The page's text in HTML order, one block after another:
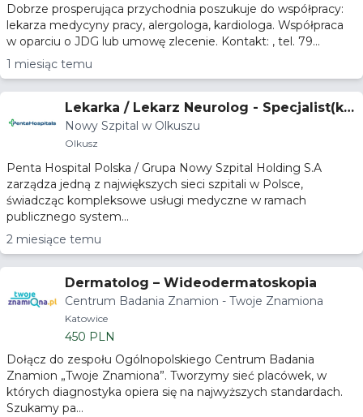
Dobrze prosperująca przychodnia poszukuje do współpracy:
lekarza medycyny pracy, alergologa, kardiologa. Współpraca
w oparciu o JDG lub umowę zlecenie. Kontakt: , tel. 79...
1 miesiąc temu
Lekarka / Lekarz Neurolog - Specjalist(k)a
lub Osoba w trakcie specjalizacji
Nowy Szpital w Olkuszu
Olkusz
Penta Hospital Polska / Grupa Nowy Szpital Holding S.A
zarządza jedną z największych sieci szpitali w Polsce,
świadcząc kompleksowe usługi medyczne w ramach
publicznego system...
2 miesiące temu
Dermatolog – Wideodermatoskopia
Centrum Badania Znamion - Twoje Znamiona
Katowice
450 PLN
Dołącz do zespołu Ogólnopolskiego Centrum Badania
Znamion „Twoje Znamiona”. Tworzymy sieć placówek, w
których diagnostyka opiera się na najwyższych standardach.
Szukamy pa...